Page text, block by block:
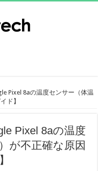
Pixel 8aの温度センサー（体温
ド】
Pixel 8aの温度
が不正確な原因